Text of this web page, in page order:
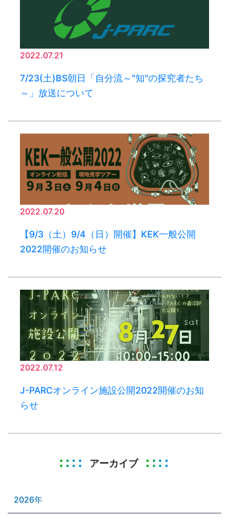
2022.07.21
7/23(土)BS朝日「自分流～"知"の探究者たち
～」放送について
2022.07.20
【9/3（土）9/4（日）開催】KEK一般公開
2022開催のお知らせ
2022.07.12
J-PARCオンライン施設公開2022開催のお知
らせ
アーカイブ
2026年